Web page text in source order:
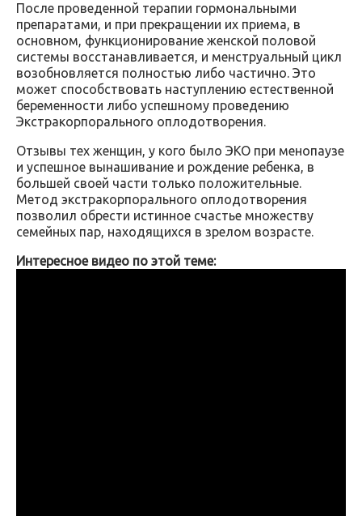
После проведенной терапии гормональными
препаратами, и при прекращении их приема, в
основном, функционирование женской половой
системы восстанавливается, и менструальный цикл
возобновляется полностью либо частично. Это
может способствовать наступлению естественной
беременности либо успешному проведению
Экстракорпорального оплодотворения.
Отзывы тех женщин, у кого было ЭКО при менопаузе
и успешное вынашивание и рождение ребенка, в
большей своей части только положительные.
Метод экстракорпорального оплодотворения
позволил обрести истинное счастье множеству
семейных пар, находящихся в зрелом возрасте.
Интересное видео по этой теме: